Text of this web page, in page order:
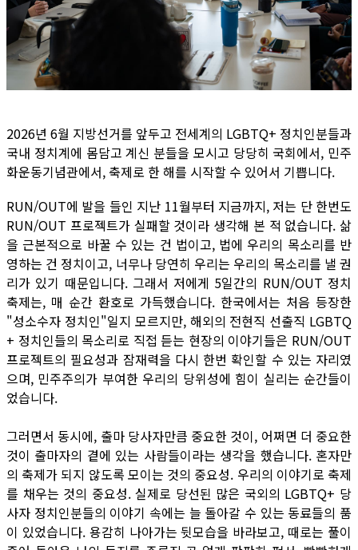
2026년 6월 지방선거를 앞두고 전세계의 LGBTQ+ 정치인분들과
국내 정치계에 몸담고 계신 분들을 모시고 당당히 국회에서, 민주
화운동기념관에서, 축제로 한 해를 시작할 수 있어서 기쁩니다.
RUN/OUT에 발을 들인 지난 11월부터 지금까지, 저는 단 한번도
RUN/OUT 프로젝트가 실패할 것이라 생각해 본 적 없습니다. 삶
을 근본적으로 바꿀 수 있는 건 법이고, 법에 우리의 목소리를 반
영하는 건 정치이고, 너무나 당연히 우리는 우리의 목소리를 낼 권
리가 있기 때문입니다. 그래서 저에게 5일간의 RUN/OUT 정치
축제는, 매 순간 환호로 가득했습니다. 한국에서는 처음 등장한
"성소수자 정치인"일지 모르지만, 해외의 전현직 선출직 LGBTQ
+ 정치인들의 목소리로 직접 듣는 현장의 이야기들은 RUN/OUT
프로젝트의 필요성과 잠재력을 다시 한번 확인할 수 있는 자리였
으며, 민주주의가 부여한 우리의 당위성에 힘이 실리는 순간들이
었습니다.
그러면서 동시에, 출마 당사자만큼 중요한 것이, 어쩌면 더 중요한
것이 출마자의 곁에 있는 사람들이라는 생각을 했습니다. 혼자만
의 축제가 되지 않도록 모이는 것의 중요성. 우리의 이야기로 축제
를 채우는 것의 중요성. 실제로 당선된 많은 국외의 LGBTQ+ 당
사자 정치인분들의 이야기 속에는 늘 돌아갈 수 있는 동료들의 품
이 있었습니다. 용감히 나아가는 뒷모습을 바라보고, 때로는 풀이